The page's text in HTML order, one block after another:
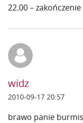
22.00 –
widz
2010-09-17 20:57
brawo panie